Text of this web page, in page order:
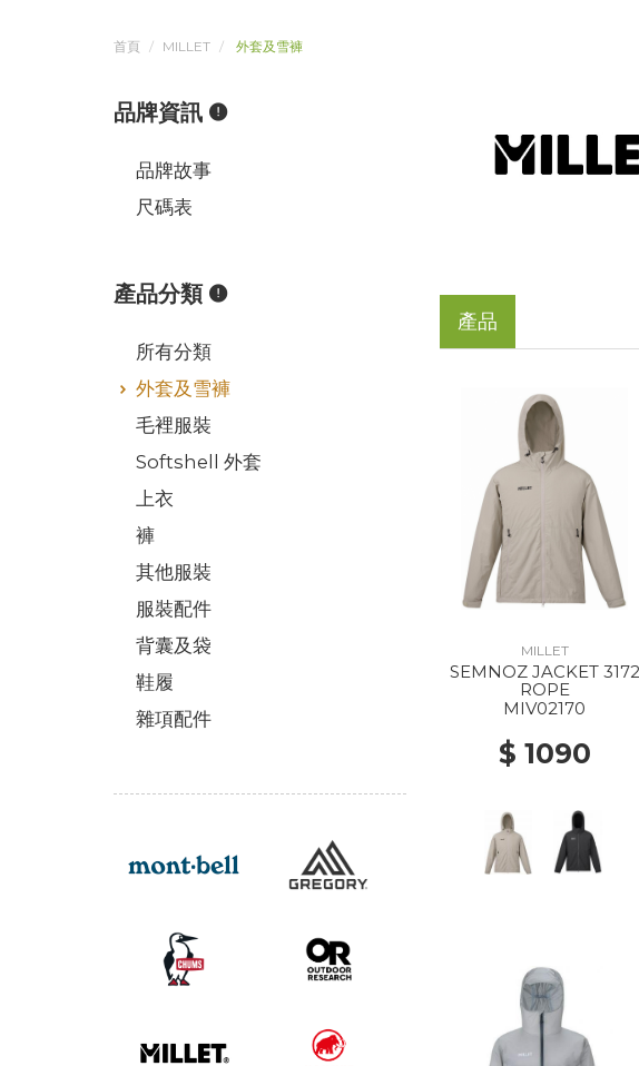
首頁 MILLET 外套及雪褲
產品
MILLET
SEMNOZ JACKET 3172
ROPE
MIV02170
$ 1090
品牌資訊
品牌故事
尺碼表
產品分類
所有分類
外套及雪褲
毛裡服裝
Softshell 外套
上衣
褲
其他服裝
服裝配件
背囊及袋
鞋履
雜項配件